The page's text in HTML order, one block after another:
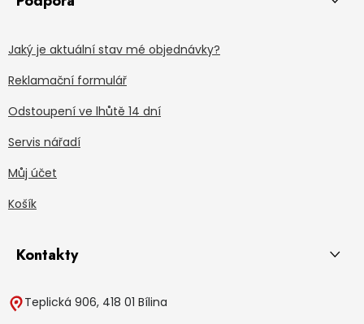
Jaký je aktuální stav mé objednávky?
Reklamační formulář
Odstoupení ve lhůtě 14 dní
Servis nářadí
Můj účet
Košík
Kontakty
Teplická 906, 418 01 Bílina